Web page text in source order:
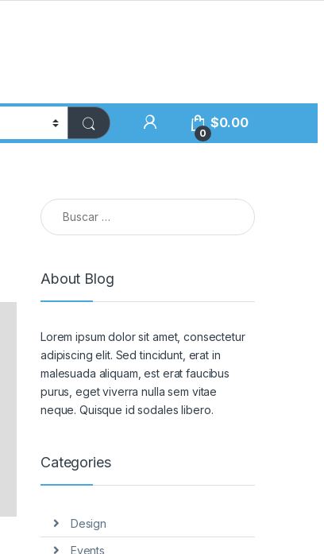
0
$0.00
Buscar:
About Blog
Lorem ipsum dolor sit amet, consectetur
adipiscing elit. Sed tincidunt, erat in
malesuada aliquam, est erat faucibus
purus, eget viverra nulla sem vitae
neque. Quisque id sodales libero.
Categories
Design
Events